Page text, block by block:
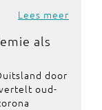
Lees meer
als
door
oud-